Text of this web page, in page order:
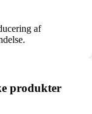
af
produkter